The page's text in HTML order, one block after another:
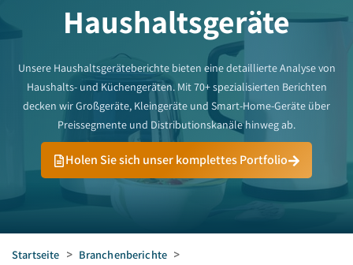
Haushaltsgeräte
Unsere Haushaltsgeräteberichte bieten eine detaillierte Analyse von
Haushalts- und Küchengeräten. Mit 70+ spezialisierten Berichten
decken wir Großgeräte, Kleingeräte und Smart-Home-Geräte über
Preissegmente und Distributionskanäle hinweg ab.
Holen Sie sich unser komplettes Portfolio
Startseite > Branchenberichte >